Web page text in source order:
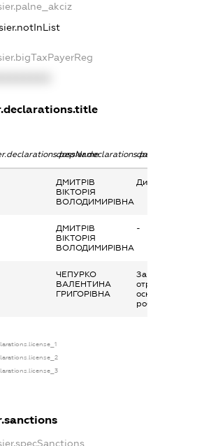
dossier.declarations.personName
ДМИТРІВ
ВІКТОРІЯ
ВОЛОДИМИРІВНА
Дивіденди
ДМИТРІВ
ВІКТОРІЯ
ВОЛОДИМИРІВНА
-
ЧЕПУРКО
ВАЛЕНТИНА
ГРИГОРІВНА
Заробітна плата
отримана за
основним місцем
роботи